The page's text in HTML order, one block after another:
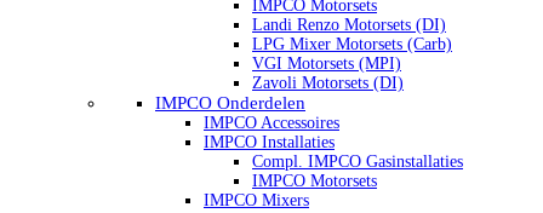
IMPCO Motorsets
Landi Renzo Motorsets (DI)
LPG Mixer Motorsets (Carb)
VGI Motorsets (MPI)
Zavoli Motorsets (DI)
IMPCO Onderdelen
IMPCO Accessoires
IMPCO Installaties
Compl. IMPCO Gasinstallaties
IMPCO Motorsets
IMPCO Mixers